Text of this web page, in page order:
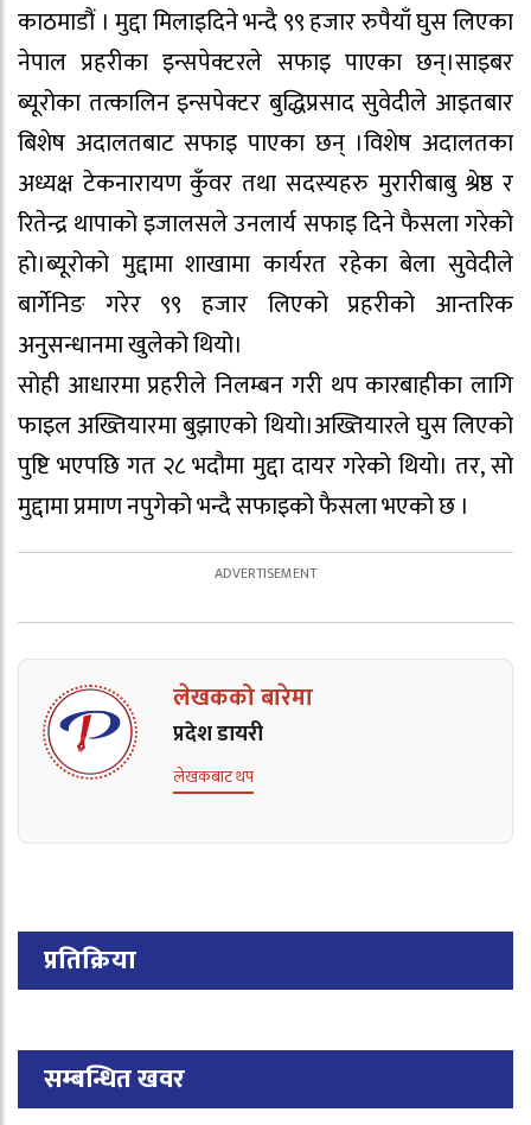
काठमाडौं । मुद्दा मिलाइदिने भन्दै ९९ हजार रुपैयाँ घुस लिएका
नेपाल प्रहरीका इन्सपेक्टरले सफाइ पाएका छन्।साइबर
ब्यूरोका तत्कालिन इन्सपेक्टर बुद्धिप्रसाद सुवेदीले आइतबार
बिशेष अदालतबाट सफाइ पाएका छन् ।विशेष अदालतका
अध्यक्ष टेकनारायण कुँवर तथा सदस्यहरु मुरारीबाबु श्रेष्ठ र
रितेन्द्र थापाको इजालसले उनलार्य सफाइ दिने फैसला गरेको
हो।ब्यूरोको मुद्दामा शाखामा कार्यरत रहेका बेला सुवेदीले
बार्गेनिङ गरेर ९९ हजार लिएको प्रहरीको आन्तरिक
अनुसन्धानमा खुलेको थियो।
सोही आधारमा प्रहरीले निलम्बन गरी थप कारबाहीका लागि
फाइल अख्तियारमा बुझाएको थियो।अख्तियारले घुस लिएको
पुष्टि भएपछि गत २८ भदौमा मुद्दा दायर गरेको थियो। तर, सो
मुद्दामा प्रमाण नपुगेको भन्दै सफाइको फैसला भएको छ ।
लेखकको बारेमा
प्रदेश डायरी
लेखकबाट थप
प्रतिक्रिया
सम्बन्धित खवर